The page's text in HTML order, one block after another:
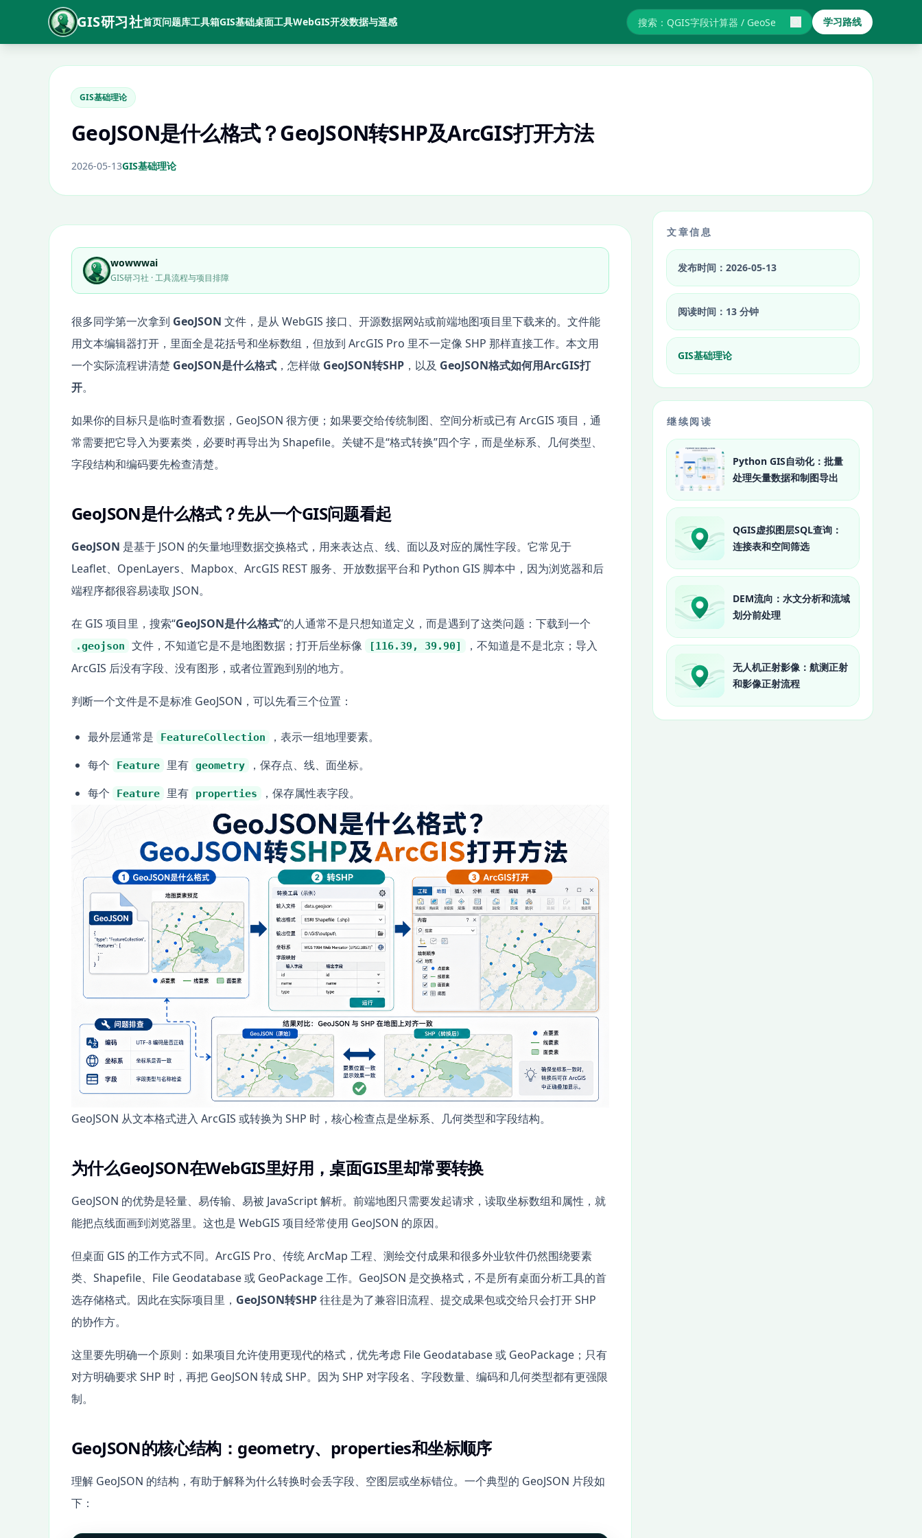
GIS研习社首页问题库工具箱GIS基础桌面工具WebGIS开发数据与遥感 搜索GIS教程与报错 学习路线
GIS基础理论
GeoJSON是什么格式？GeoJSON转SHP及ArcGIS打开方法
2026-05-13GIS基础理论
wowwwai
GIS研习社 · 工具流程与项目排障
很多同学第一次拿到 GeoJSON 文件，是从 WebGIS 接口、开源数据网站或前端地图项目里下载来的。文件能
用文本编辑器打开，里面全是花括号和坐标数组，但放到 ArcGIS Pro 里不一定像 SHP 那样直接工作。本文用
一个实际流程讲清楚 GeoJSON是什么格式 ，怎样做 GeoJSON转SHP ，以及 GeoJSON格式如何用ArcGIS打
开。
如果你的目标只是临时查看数据，GeoJSON 很方便；如果要交给传统制图、空间分析或已有 ArcGIS 项目，通
常需要把它导入为要素类，必要时再导出为 Shapefile。关键不是“格式转换”四个字，而是坐标系、几何类型、
字段结构和编码要先检查清楚。
GeoJSON是什么格式？先从一个GIS问题看起
GeoJSON 是基于 JSON 的矢量地理数据交换格式，用来表达点、线、面以及对应的属性字段。它常见于
Leaflet、OpenLayers、Mapbox、ArcGIS REST 服务、开放数据平台和 Python GIS 脚本中，因为浏览器和后
端程序都很容易读取 JSON。
在 GIS 项目里，搜索“GeoJSON是什么格式”的人通常不是只想知道定义，而是遇到了这类问题：下载到一个
.geojson 文件，不知道它是不是地图数据；打开后坐标像 [116.39, 39.90]
，不知道是不是北京；导入
ArcGIS 后没有字段、没有图形，或者位置跑到别的地方。
判断一个文件是不是标准 GeoJSON，可以先看三个位置：
最外层通常是 FeatureCollection
，表示一组地理要素。
每个
Feature 里有 geometry
，保存点、线、面坐标。
每个
Feature 里有 properties ，保存属性表字段。
GeoJSON 从文本格式进入 ArcGIS 或转换为 SHP 时，核心检查点是坐标系、几何类型和字段结构。
为什么GeoJSON在WebGIS里好用，桌面GIS里却常要转换
GeoJSON 的优势是轻量、易传输、易被 JavaScript 解析。前端地图只需要发起请求，读取坐标数组和属性，就
能把点线面画到浏览器里。这也是 WebGIS 项目经常使用 GeoJSON 的原因。
但桌面 GIS 的工作方式不同。ArcGIS Pro、传统 ArcMap 工程、测绘交付成果和很多外业软件仍然围绕要素
类、Shapefile、File Geodatabase 或 GeoPackage 工作。GeoJSON 是交换格式，不是所有桌面分析工具的首
选存储格式。因此在实际项目里， GeoJSON转SHP往往是为了兼容旧流程、提交成果包或交给只会打开 SHP
的协作方。
这里要先明确一个原则：如果项目允许使用更现代的格式，优先考虑 File Geodatabase 或 GeoPackage；只有
对方明确要求 SHP 时，再把 GeoJSON 转成 SHP。因为 SHP 对字段名、字段数量、编码和几何类型都有更强限
制。
GeoJSON的核心结构：geometry、properties和坐标顺序
理解 GeoJSON 的结构，有助于解释为什么转换时会丢字段、空图层或坐标错位。一个典型的 GeoJSON 片段如
下：
文章信息
发布时间：2026-05-13
阅读时间：13 分钟
GIS基础理论
继续阅读
Python GIS自动化：批量
处理矢量数据和制图导出
QGIS虚拟图层SQL查询：
连接表和空间筛选
DEM流向：水文分析和流域
划分前处理
无人机正射影像：航测正射
和影像正射流程